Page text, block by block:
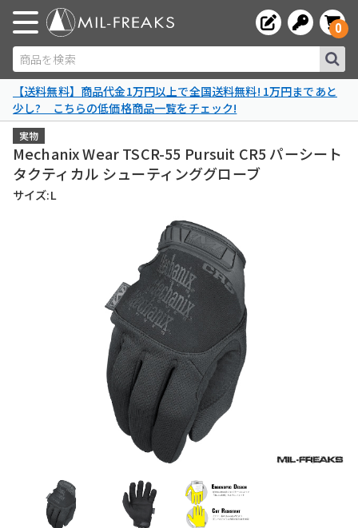
商品を検索
0
【送料無料】商品代金1万円以上で全国送料無料! 1万円まであと
少し? こちらの低価格商品一覧をチェック!
実物
Mechanix Wear TSCR-55 Pursuit CR5 パーシート
タクティカル シューティンググローブ
サイズ:L